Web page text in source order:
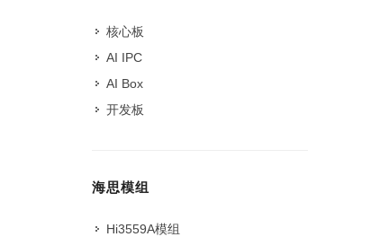
核心板
AI IPC
AI Box
开发板
海思模组
Hi3559A模组